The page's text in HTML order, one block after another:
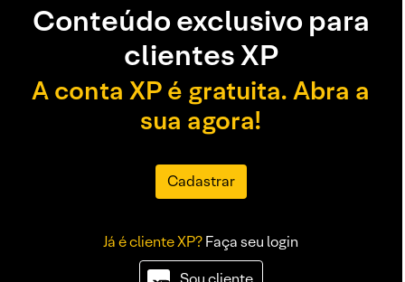
Conteúdo exclusivo para
clientes XP
A conta XP é gratuita. Abra a
sua agora!
Cadastrar
Já é cliente XP?Faça seu login